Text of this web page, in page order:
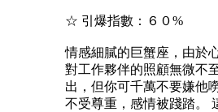
☆ 引爆指數：６０%
情感細膩的巨蟹座，由於
對工作夥伴的照顧無微不
出，但你可千萬不要嫌他
不受尊重，感情被踐踏。